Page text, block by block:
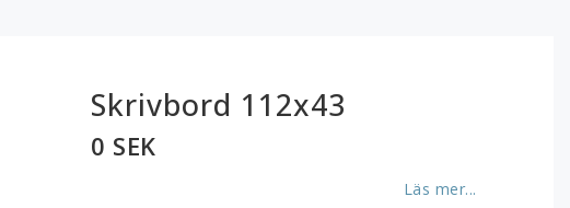
Skrivbord 112x43
0 SEK
Läs mer...